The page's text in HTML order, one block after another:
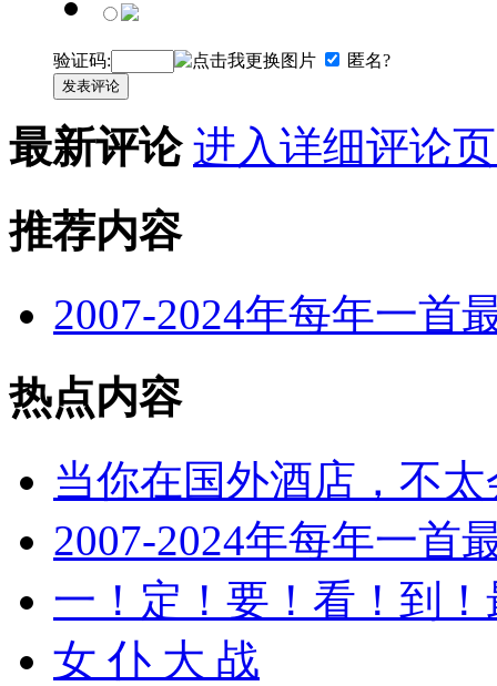
验证码: 匿名?
发表评论
最新评论 进入详细评论
推荐内容
2007-2024年每年一首
热点内容
当你在国外酒店，不
2007-2024年每年一首
一！定！要！看！到
女 仆 大 战